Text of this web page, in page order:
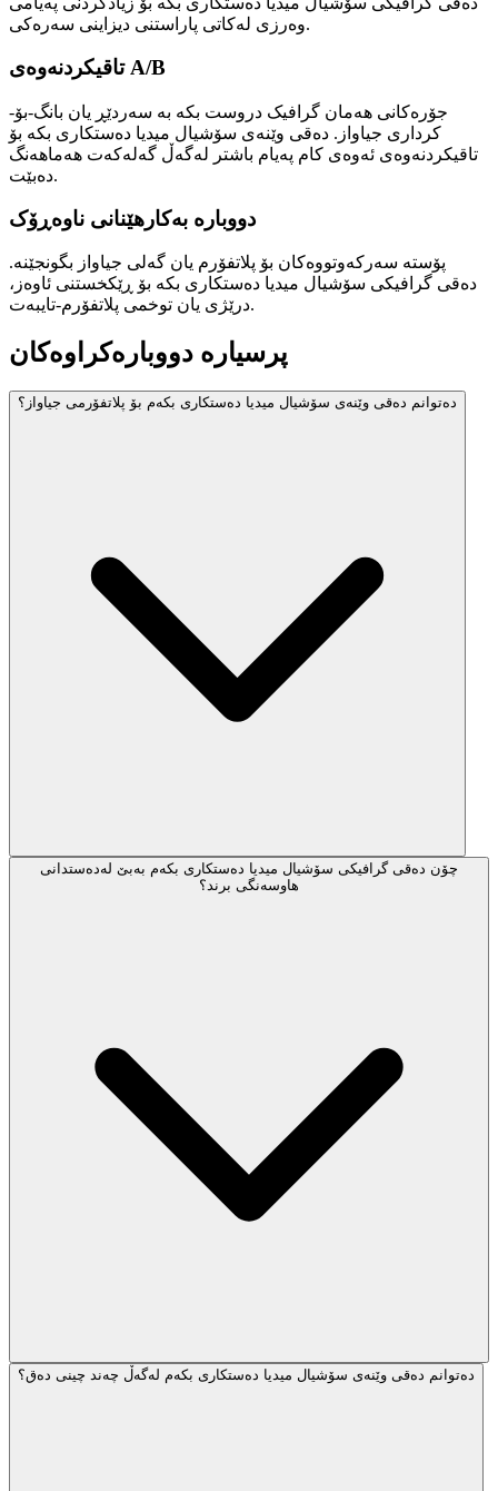
وەرزی لەکاتی پاراستنی دیزاینی سەرەکی.
تاقیکردنەوەی A/B
جۆرەکانی هەمان گرافیک دروست بکە بە سەردێڕ یان بانگ-بۆ-
کرداری جیاواز. دەقی وێنەی سۆشیال میدیا دەستکاری بکە بۆ
تاقیکردنەوەی ئەوەی کام پەیام باشتر لەگەڵ گەلەکەت هەماهەنگ
دەبێت.
دووبارە بەکارهێنانی ناوەڕۆک
پۆستە سەرکەوتووەکان بۆ پلاتفۆرم یان گەلی جیاواز بگونجێنە.
دەقی گرافیکی سۆشیال میدیا دەستکاری بکە بۆ ڕێکخستنی ئاوەز،
درێژی یان توخمی پلاتفۆرم-تایبەت.
پرسیارە دووبارەکراوەکان
دەتوانم دەقی وێنەی سۆشیال میدیا دەستکاری بکەم بۆ پلاتفۆرمی جیاواز؟
چۆن دەقی گرافیکی سۆشیال میدیا دەستکاری بکەم بەبێ لەدەستدانی
هاوسەنگی برند؟
دەتوانم دەقی وێنەی سۆشیال میدیا دەستکاری بکەم لەگەڵ چەند چینی دەق؟